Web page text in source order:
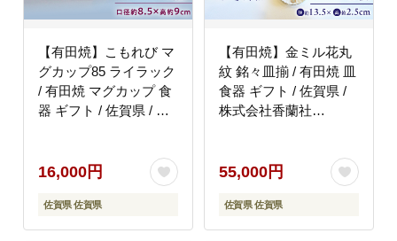
【有田焼】こもれび マ
グカップ85 ライラック
/ 有田焼 マグカップ 食
器 ギフト / 佐賀県 / 株
16,000円
佐賀県 佐賀県
【有田焼】金ミル花丸
紋 銘々皿揃 / 有田焼 皿
食器 ギフト / 佐賀県 /
株式会社香蘭社
55,000円
佐賀県 佐賀県